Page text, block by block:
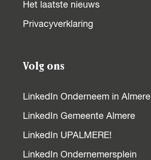
Het laatste nieuws
Privacyverklaring
Volg ons
LinkedIn Onderneem in Almere
LinkedIn Gemeente Almere
LinkedIn UPALMERE!
LinkedIn Ondernemersplein